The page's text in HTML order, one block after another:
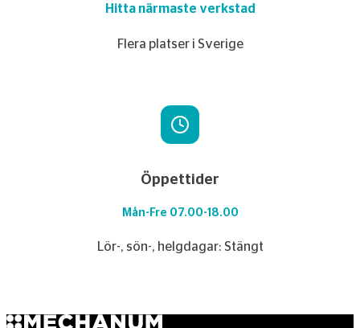
Hitta närmaste verkstad
Flera platser i Sverige
Öppettider
Mån-Fre 07.00-18.00
Lör-, sön-, helgdagar: Stängt